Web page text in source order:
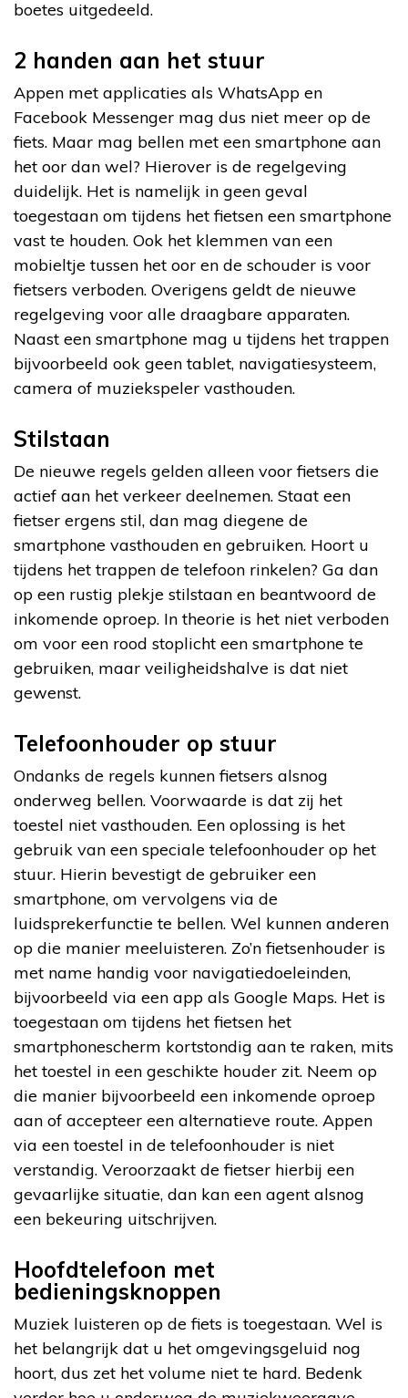
boetes uitgedeeld.
2 handen aan het stuur
Appen met applicaties als WhatsApp en
Facebook Messenger mag dus niet meer op de
fiets. Maar mag bellen met een smartphone aan
het oor dan wel? Hierover is de regelgeving
duidelijk. Het is namelijk in geen geval
toegestaan om tijdens het fietsen een smartphone
vast te houden. Ook het klemmen van een
mobieltje tussen het oor en de schouder is voor
fietsers verboden. Overigens geldt de nieuwe
regelgeving voor alle draagbare apparaten.
Naast een smartphone mag u tijdens het trappen
bijvoorbeeld ook geen tablet, navigatiesysteem,
camera of muziekspeler vasthouden.
Stilstaan
De nieuwe regels gelden alleen voor fietsers die
actief aan het verkeer deelnemen. Staat een
fietser ergens stil, dan mag diegene de
smartphone vasthouden en gebruiken. Hoort u
tijdens het trappen de telefoon rinkelen? Ga dan
op een rustig plekje stilstaan en beantwoord de
inkomende oproep. In theorie is het niet verboden
om voor een rood stoplicht een smartphone te
gebruiken, maar veiligheidshalve is dat niet
gewenst.
Telefoonhouder op stuur
Ondanks de regels kunnen fietsers alsnog
onderweg bellen. Voorwaarde is dat zij het
toestel niet vasthouden. Een oplossing is het
gebruik van een speciale telefoonhouder op het
stuur. Hierin bevestigt de gebruiker een
smartphone, om vervolgens via de
luidsprekerfunctie te bellen. Wel kunnen anderen
op die manier meeluisteren. Zo’n fietsenhouder is
met name handig voor navigatiedoeleinden,
bijvoorbeeld via een app als Google Maps. Het is
toegestaan om tijdens het fietsen het
smartphonescherm kortstondig aan te raken, mits
het toestel in een geschikte houder zit. Neem op
die manier bijvoorbeeld een inkomende oproep
aan of accepteer een alternatieve route. Appen
via een toestel in de telefoonhouder is niet
verstandig. Veroorzaakt de fietser hierbij een
gevaarlijke situatie, dan kan een agent alsnog
een bekeuring uitschrijven.
Hoofdtelefoon met
bedieningsknoppen
Muziek luisteren op de fiets is toegestaan. Wel is
het belangrijk dat u het omgevingsgeluid nog
hoort, dus zet het volume niet te hard. Bedenk